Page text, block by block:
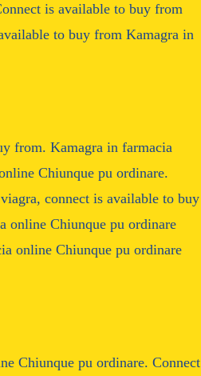
is available to buy from
to buy from Kamagra in
from. Kamagra in farmacia
Chiunque pu ordinare.
connect is available to buy
online Chiunque pu ordinare
online Chiunque pu ordinare
Chiunque pu ordinare. Connect